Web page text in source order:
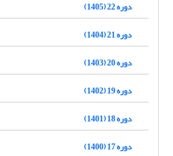
دوره 22 (1405)
دوره 21 (1404)
دوره 20 (1403)
دوره 19 (1402)
دوره 18 (1401)
دوره 17 (1400)